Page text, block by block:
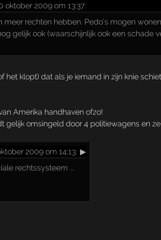
2009 om 13:37:
rechten hebben. Pedo's mogen
gelijk ook (waarschijnlijk ook een schade
het klopt) dat als je iemand in zijn knie
Amerika handhaven ofzo!
gelijk omsingeld door 4 politiewagens en
2009 om 14:13: ▶
rechtssysteem ...